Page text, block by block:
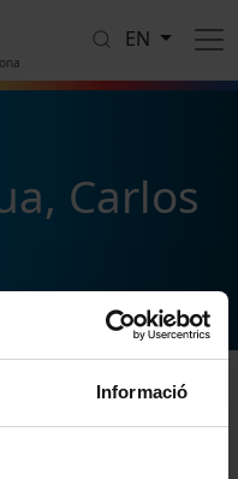
Informació
EN
Carlos